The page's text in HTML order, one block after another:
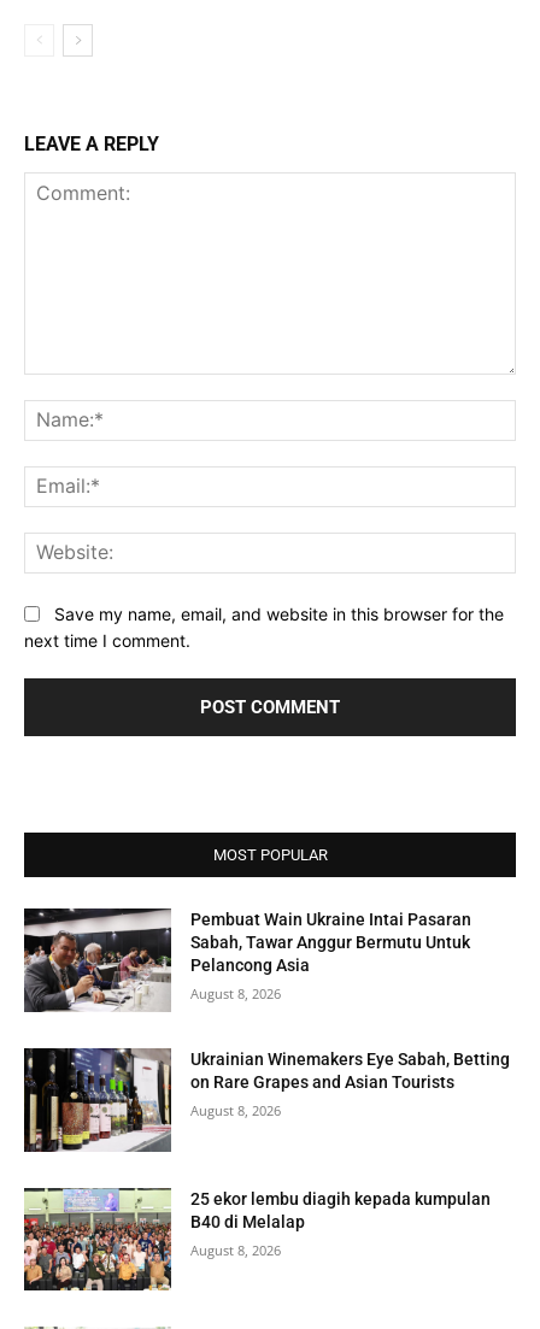
LEAVE A REPLY
Save my name, email, and website in this browser for the
next time I comment.
MOST POPULAR
Pembuat Wain Ukraine Intai Pasaran
Sabah, Tawar Anggur Bermutu Untuk
Pelancong Asia
August 8, 2026
Ukrainian Winemakers Eye Sabah, Betting
on Rare Grapes and Asian Tourists
August 8, 2026
25 ekor lembu diagih kepada kumpulan
B40 di Melalap
August 8, 2026